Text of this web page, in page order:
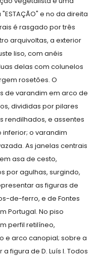
e no da direita
é rasgado por três
arquivoltas, a exterior
liso, com anéis
delas com colunelos
rosetões. O
de varandim em arco de
divididas por pilares
rendilhados, e assentes
o varandim
As janelas centrais
asa de cesto,
por agulhas, surgindo,
as figuras de
de-ferro, e de Fontes
Portugal. No piso
perfil retilíneo,
e arco canopial; sobre a
figura de D. Luís I. Todos